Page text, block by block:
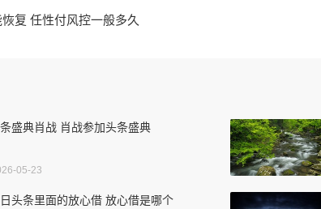
复 任性付风控一般多久
盛典肖战 肖战参加头条盛典
05-23
头条里面的放心借 放心借是哪个